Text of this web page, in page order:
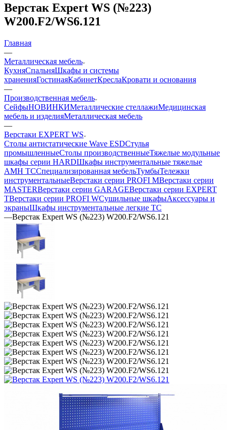
Верстак Expert WS (№223)
W200.F2/WS6.121
Главная
—
Металлическая мебель
КухняСпальняШкафы и системы
храненияГостинаяКабинетКреслаКровати и основания
—
Производственная мебель
СейфыНОВИНКИМеталлические стеллажиМедицинская
мебель и изделияМеталлическая мебель
—
Верстаки EXPERT WS
Столы антистатические Wave ESDСтулья
промышленныеСтолы производственныеТяжелые модульные
шкафы серии HARDШкафы инструментальные тяжелые
AMH TCCпециализированная мебельТумбыТележки
инструментальныеВерстаки серии PROFI MВерстаки серии
MASTERВерстаки серии GARAGEВерстаки серии EXPERT
TВерстаки серии PROFI WCушильные шкафыАксессуары и
экраныШкафы инструментальные легкие ТС
—Верстак Expert WS (№223) W200.F2/WS6.121